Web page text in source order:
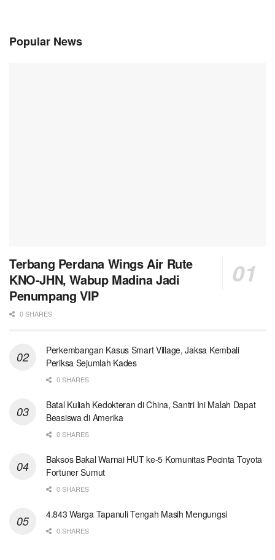
Popular News
Terbang Perdana Wings Air Rute
KNO-JHN, Wabup Madina Jadi
Penumpang VIP
0 SHARES
Perkembangan Kasus Smart Village, Jaksa Kembali
Periksa Sejumlah Kades
0 SHARES
Batal Kuliah Kedokteran di China, Santri Ini Malah Dapat
Beasiswa di Amerika
0 SHARES
Baksos Bakal Warnai HUT ke-5 Komunitas Pecinta Toyota
Fortuner Sumut
0 SHARES
4.843 Warga Tapanuli Tengah Masih Mengungsi
0 SHARES